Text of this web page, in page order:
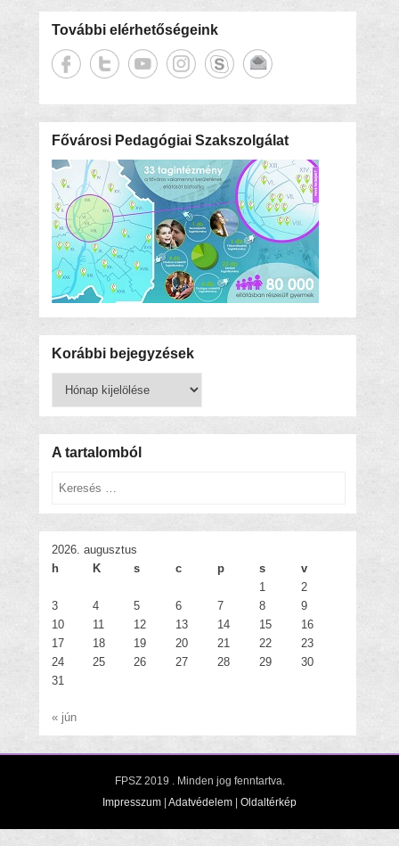
További elérhetőségeink
Fővárosi Pedagógiai Szakszolgálat
Korábbi bejegyzések
bejegyzések
A tartalomból
Keresés
2026. augusztus
h
K s c p s
v
1
2
3
4 5 6 7 8
9
10
11 12 13 14 15
16
17
18 19 20 21 22
23
24
25 26 27 28 29
30
31
« jún
FPSZ 2019
. Minden jog fenntartva.
Impresszum | Adatvédelem | Oldaltérkép